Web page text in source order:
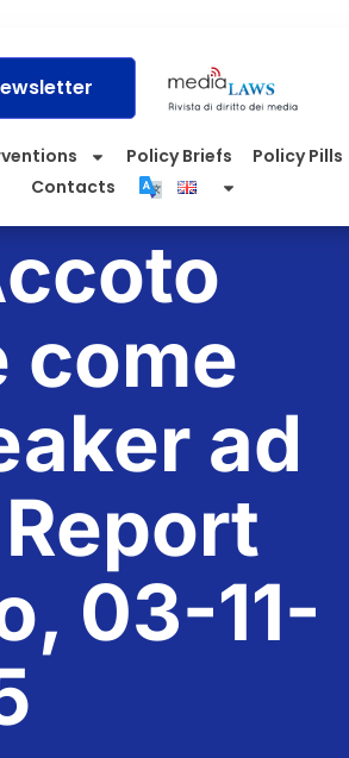
Policy Briefs Policy Pills
Contacts
come
ad
03-11-